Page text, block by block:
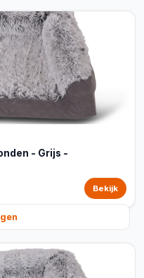
- Grijs -
Bekijk